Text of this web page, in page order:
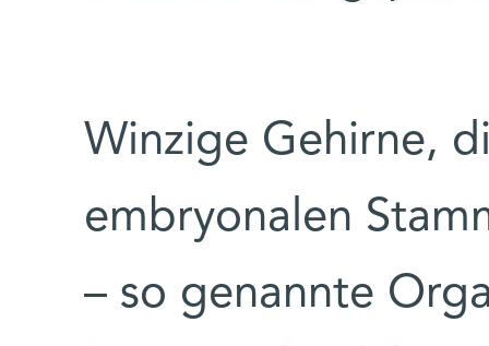
Winzige Gehirne,
embryonalen
– so genannte